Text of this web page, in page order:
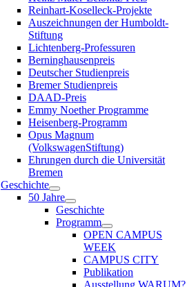
Reinhart-Koselleck-Projekte
Auszeichnungen der Humboldt-
Stiftung
Lichtenberg-Professuren
Berninghausenpreis
Deutscher Studienpreis
Bremer Studienpreis
DAAD-Preis
Emmy Noether Programme
Heisenberg-Programm
Opus Magnum
(VolkswagenStiftung)
Ehrungen durch die Universität
Bremen
Geschichte
50 Jahre
Geschichte
Programm
OPEN CAMPUS
WEEK
CAMPUS CITY
Publikation
Ausstellung WARUM?